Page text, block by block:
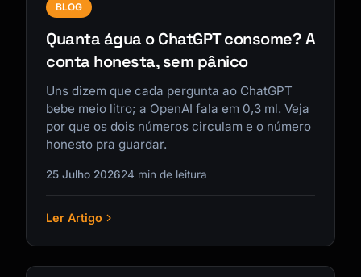
BLOG
Quanta água o ChatGPT consome? A
conta honesta, sem pânico
Uns dizem que cada pergunta ao ChatGPT
bebe meio litro; a OpenAI fala em 0,3 ml. Veja
por que os dois números circulam e o número
honesto pra guardar.
25 Julho 202624 min de leitura
Ler Artigo